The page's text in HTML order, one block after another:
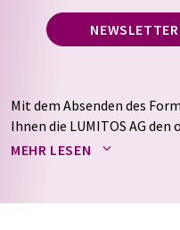
Mit dem Absenden des
Ihnen die LUMITOS AG
Newsletter per E-Mail
auf Basis unserer
MEHR LESEN